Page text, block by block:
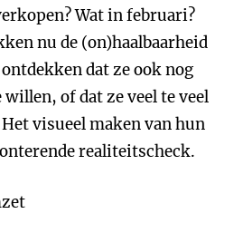
Wat in februari?
nu de (on)haalbaarheid
dat ze ook nog
of dat ze veel te veel
visueel maken van hun
realiteitscheck.